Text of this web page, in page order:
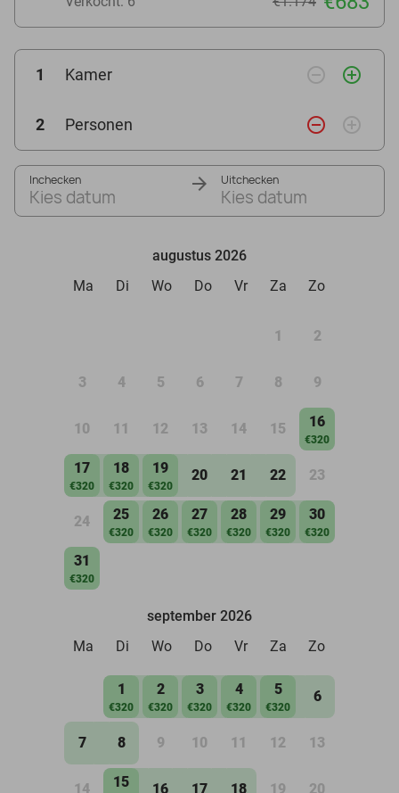
1 Kamer remove_circle_outline add_circle_outline
2 Personen remove_circle_outline add_circle_outline
Inchecken
Kies datum
Uitchecken
Kies datum
augustus 2026
Ma
Di Wo Do Vr Za Zo
1 2
3 4 5 6 7 8 9
10 11 12 13 14 15 16
€320
17
€320
18
€320
19
€320
20 21 22 23
24 25
€320
26
€320
27
€320
28
€320
29
€320
30
€320
31
€320
september 2026
Ma
Di Wo Do Vr Za Zo
1
€320
2
€320
3
€320
4
€320
5
€320
6
7 8 9 10 11 12 13
14 15 16 17 18 19 20